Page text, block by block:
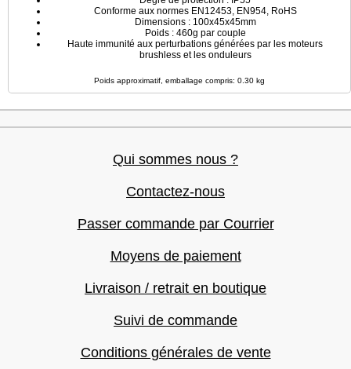
Conforme aux normes EN12453, EN954, RoHS
Dimensions : 100x45x45mm
Poids : 460g par couple
Haute immunité aux perturbations générées par les moteurs
brushless et les onduleurs
Poids approximatif, emballage compris: 0.30 kg
Qui sommes nous ?
Contactez-nous
Passer commande par Courrier
Moyens de paiement
Livraison / retrait en boutique
Suivi de commande
Conditions générales de vente